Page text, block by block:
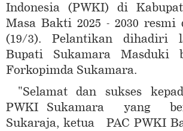
Indonesia (PWKI) di
Masa Bakti 2025 - 2030
(19/3). Pelantikan dihadiri
Bupati Sukamara Masduki
Forkopimda Sukamara.
"Selamat dan sukses
PWKI Sukamara yang
Sukaraja, ketua PAC PWKI